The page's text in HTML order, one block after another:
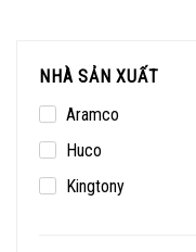
NHÀ SẢN XUẤT
Aramco
Huco
Kingtony